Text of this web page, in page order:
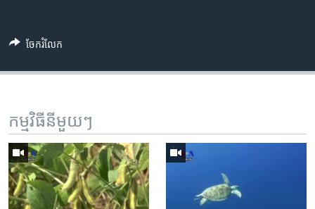
ចែករំលែក
កម្មវិធី​នីមួយៗ